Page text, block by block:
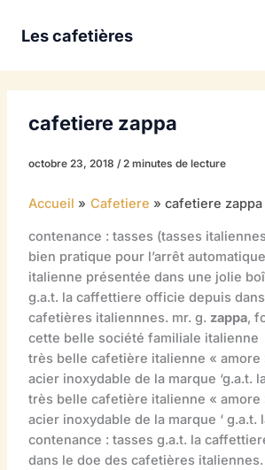
Les cafetières
cafetiere zappa
octobre 23, 2018 /2 minutes de lecture
Accueil Cafetiere cafetiere zappa
contenance : tasses (tasses
bien pratique pour l’arrêt
italienne présentée dans une jolie
g.a.t. la caffettiere officie depuis
cafetières italiennnes. mr. g. zappa,
cette belle société familiale italienne
très belle cafetière italienne « amore
acier inoxydable de la marque ‘g.a.t.
très belle cafetière italienne « amore
acier inoxydable de la marque ‘ g.a.t.
contenance : tasses g.a.t. la
dans le doe des cafetières italiennes.